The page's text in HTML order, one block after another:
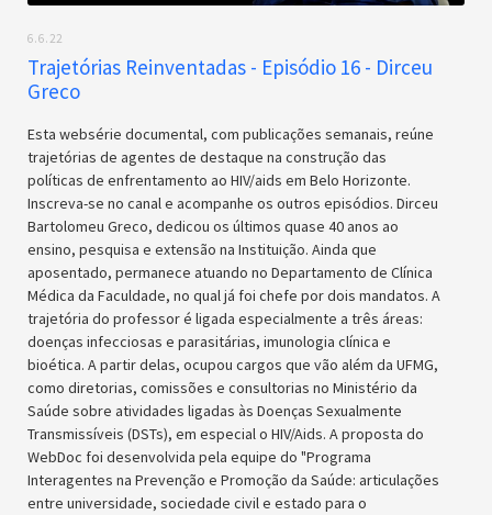
6.6.22
Trajetórias Reinventadas - Episódio 16 - Dirceu
Greco
Esta websérie documental, com publicações semanais, reúne
trajetórias de agentes de destaque na construção das
políticas de enfrentamento ao HIV/aids em Belo Horizonte.
Inscreva-se no canal e acompanhe os outros episódios. Dirceu
Bartolomeu Greco, dedicou os últimos quase 40 anos ao
ensino, pesquisa e extensão na Instituição. Ainda que
aposentado, permanece atuando no Departamento de Clínica
Médica da Faculdade, no qual já foi chefe por dois mandatos. A
trajetória do professor é ligada especialmente a três áreas:
doenças infecciosas e parasitárias, imunologia clínica e
bioética. A partir delas, ocupou cargos que vão além da UFMG,
como diretorias, comissões e consultorias no Ministério da
Saúde sobre atividades ligadas às Doenças Sexualmente
Transmissíveis (DSTs), em especial o HIV/Aids. A proposta do
WebDoc foi desenvolvida pela equipe do "Programa
Interagentes na Prevenção e Promoção da Saúde: articulações
entre universidade, sociedade civil e estado para o